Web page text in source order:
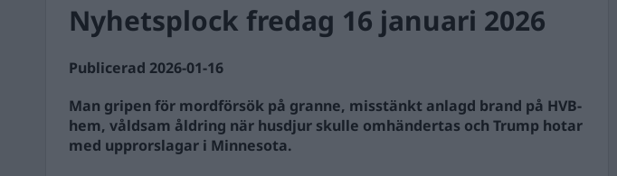
Nyhetsplock fredag 16 januari 2026
Publicerad 2026-01-16
Man gripen för mordförsök på granne, misstänkt anlagd brand på HVB-
hem, våldsam åldring när husdjur skulle omhändertas och Trump hotar
med upprorslagar i Minnesota.